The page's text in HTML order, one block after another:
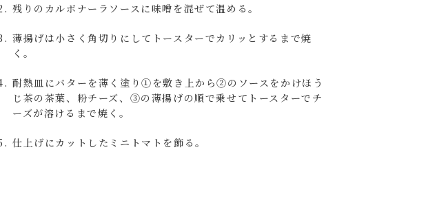
残りのカルボナーラソースに味噌を混ぜて温める。
薄揚げは小さく角切りにしてトースターでカリッとするまで焼
く。
耐熱皿にバターを薄く塗り①を敷き上から②のソースをかけほう
じ茶の茶葉、粉チーズ、③の薄揚げの順で乗せてトースターでチ
ーズが溶けるまで焼く。
仕上げにカットしたミニトマトを飾る。